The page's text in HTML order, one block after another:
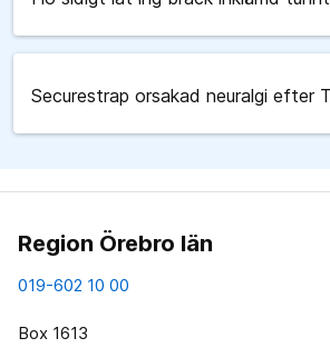
Securestrap orsakad neuralgi efter
Region Örebro län
019-602 10 00
Box 1613